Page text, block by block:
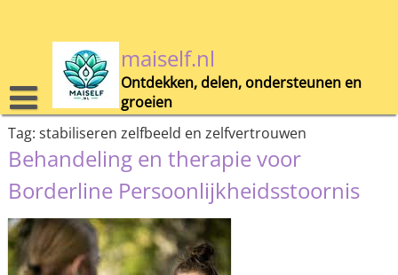
maiself.nl
Ontdekken, delen, ondersteunen en
groeien
Tag: stabiliseren zelfbeeld en zelfvertrouwen
Behandeling en therapie voor
Borderline Persoonlijkheidsstoornis